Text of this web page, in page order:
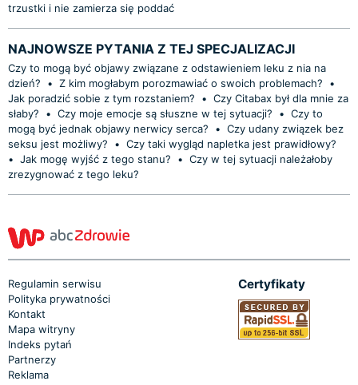
trzustki i nie zamierza się poddać
NAJNOWSZE PYTANIA Z TEJ SPECJALIZACJI
Czy to mogą być objawy związane z odstawieniem leku z nia na
dzień?
• Z kim mogłabym porozmawiać o swoich problemach?
•
Jak poradzić sobie z tym rozstaniem?
• Czy Citabax był dla mnie za
słaby?
• Czy moje emocje są słuszne w tej sytuacji? • Czy to
mogą być jednak objawy nerwicy serca?
• Czy udany związek bez
seksu jest możliwy?
• Czy taki wygląd napletka jest prawidłowy?
• Jak mogę wyjść z tego stanu? • Czy w tej sytuacji należałoby
zrezygnować z tego leku?
Regulamin serwisu
Polityka prywatności
Kontakt
Mapa witryny
Indeks pytań
Partnerzy
Reklama
Certyfikaty